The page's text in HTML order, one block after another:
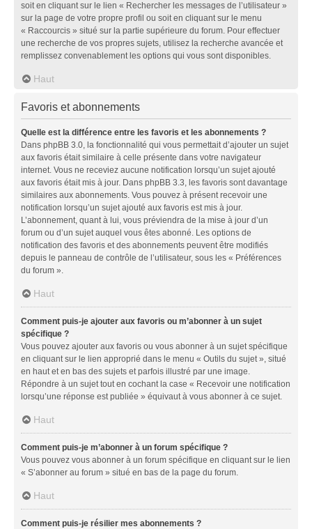
soit en cliquant sur le lien « Rechercher les messages de l’utilisateur »
sur la page de votre propre profil ou soit en cliquant sur le menu
« Raccourcis » situé sur la partie supérieure du forum. Pour effectuer
une recherche de vos propres sujets, utilisez la recherche avancée et
remplissez convenablement les options qui vous sont disponibles.
Haut
Favoris et abonnements
Quelle est la différence entre les favoris et les abonnements ?
Dans phpBB 3.0, la fonctionnalité qui vous permettait d’ajouter un sujet
aux favoris était similaire à celle présente dans votre navigateur
internet. Vous ne receviez aucune notification lorsqu’un sujet ajouté
aux favoris était mis à jour. Dans phpBB 3.3, les favoris sont davantage
similaires aux abonnements. Vous pouvez à présent recevoir une
notification lorsqu’un sujet ajouté aux favoris est mis à jour.
L’abonnement, quant à lui, vous préviendra de la mise à jour d’un
forum ou d’un sujet auquel vous êtes abonné. Les options de
notification des favoris et des abonnements peuvent être modifiés
depuis le panneau de contrôle de l’utilisateur, sous les « Préférences
du forum ».
Haut
Comment puis-je ajouter aux favoris ou m’abonner à un sujet
spécifique ?
Vous pouvez ajouter aux favoris ou vous abonner à un sujet spécifique
en cliquant sur le lien approprié dans le menu « Outils du sujet », situé
en haut et en bas des sujets et parfois illustré par une image.
Répondre à un sujet tout en cochant la case « Recevoir une notification
lorsqu’une réponse est publiée » équivaut à vous abonner à ce sujet.
Haut
Comment puis-je m’abonner à un forum spécifique ?
Vous pouvez vous abonner à un forum spécifique en cliquant sur le lien
« S’abonner au forum » situé en bas de la page du forum.
Haut
Comment puis-je résilier mes abonnements ?